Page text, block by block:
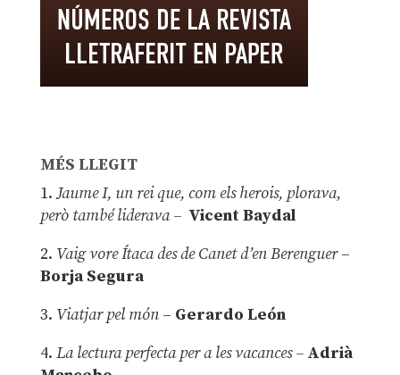
MÉS LLEGIT
1.Jaume I, un rei que, com els herois, plorava,
però també liderava – Vicent Baydal
2. Vaig vore Ítaca des de Canet d’en Berenguer–
Borja Segura
3. Viatjar pel món – Gerardo León
4. La lectura perfecta per a les vacances –Adrià